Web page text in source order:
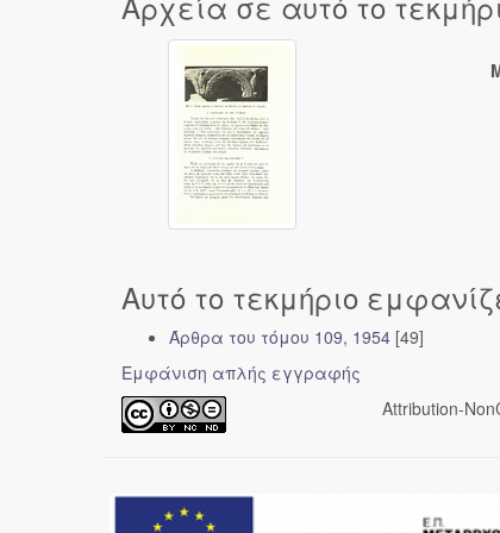
Αυτό το τεκμήριο
Άρθρα του τόμου 109, 1954 [49]
Εμφάνιση απλής εγγραφής
Attribution-